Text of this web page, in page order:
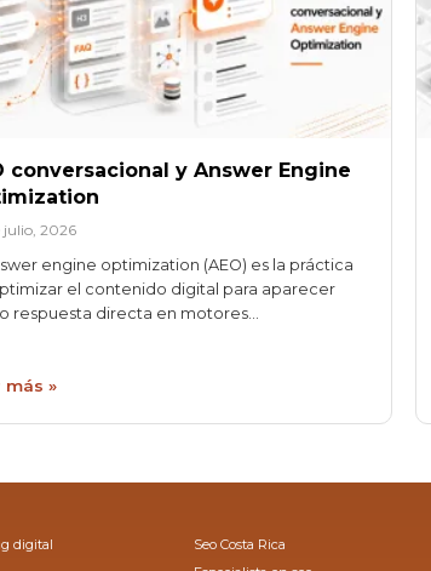
conversacional y Answer Engine
julio, 2026
engine optimization (AEO) es la práctica
el contenido digital para aparecer
respuesta directa en motores…
más »
digital
Seo Costa Rica